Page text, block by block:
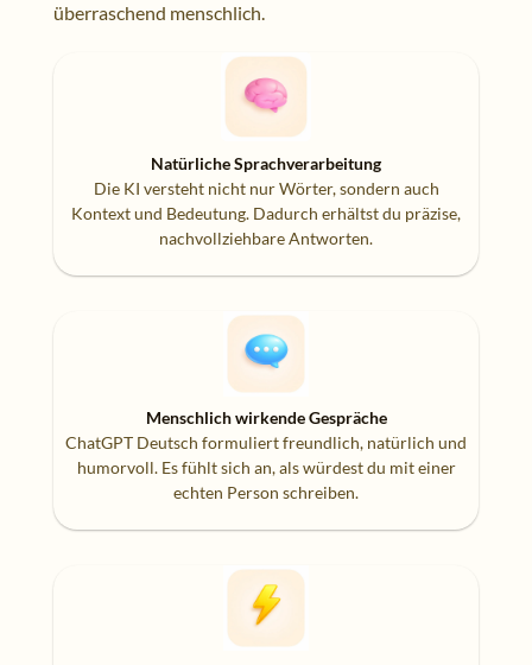
überraschend menschlich.
Natürliche Sprachverarbeitung
Die KI versteht nicht nur Wörter, sondern auch
Kontext und Bedeutung. Dadurch erhältst du präzise,
nachvollziehbare Antworten.
Menschlich wirkende Gespräche
ChatGPT Deutsch formuliert freundlich, natürlich und
humorvoll. Es fühlt sich an, als würdest du mit einer
echten Person schreiben.